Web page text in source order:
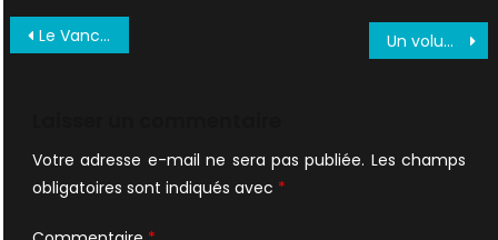
Navigation
Le Vancouver International Film Festival honore Chris Carter Un volume 3 pour la BO de la série !
Votre adresse e-mail ne sera pas publiée. Les champs
obligatoires sont indiqués avec *